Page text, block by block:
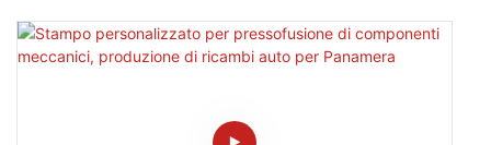
progettato per soddisfare i più elevati standard di precisione, durata e lusso,
garantendo un montaggio impeccabile e prestazioni ineguagliabili, in linea con